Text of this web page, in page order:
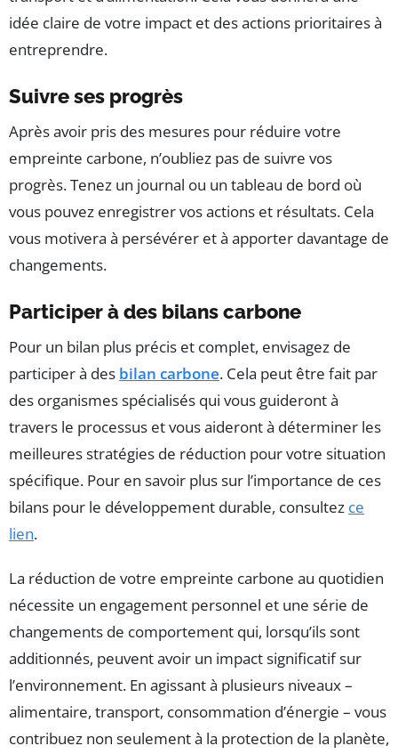
idée claire de votre impact et des actions prioritaires à
entreprendre.
Suivre ses progrès
Après avoir pris des mesures pour réduire votre
empreinte carbone, n’oubliez pas de suivre vos
progrès. Tenez un journal ou un tableau de bord où
vous pouvez enregistrer vos actions et résultats. Cela
vous motivera à persévérer et à apporter davantage de
changements.
Participer à des bilans carbone
Pour un bilan plus précis et complet, envisagez de
participer à des bilan carbone. Cela peut être fait par
des organismes spécialisés qui vous guideront à
travers le processus et vous aideront à déterminer les
meilleures stratégies de réduction pour votre situation
spécifique. Pour en savoir plus sur l’importance de ces
bilans pour le développement durable, consultez ce
lien.
La réduction de votre empreinte carbone au quotidien
nécessite un engagement personnel et une série de
changements de comportement qui, lorsqu’ils sont
additionnés, peuvent avoir un impact significatif sur
l’environnement. En agissant à plusieurs niveaux –
alimentaire, transport, consommation d’énergie – vous
contribuez non seulement à la protection de la planète,